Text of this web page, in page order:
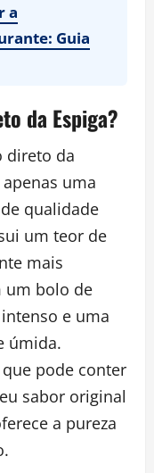
a
Guia
da Espiga?
direto da
uma
qualidade
um teor de
mais
um bolo de
e uma
úmida.
pode conter
sabor original
a pureza